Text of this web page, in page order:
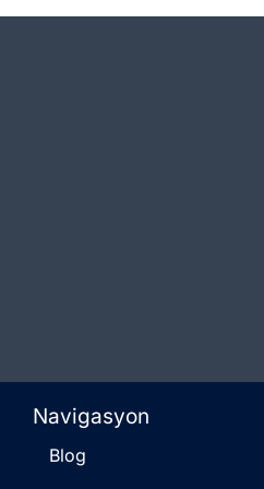
Navigasyon
Blog